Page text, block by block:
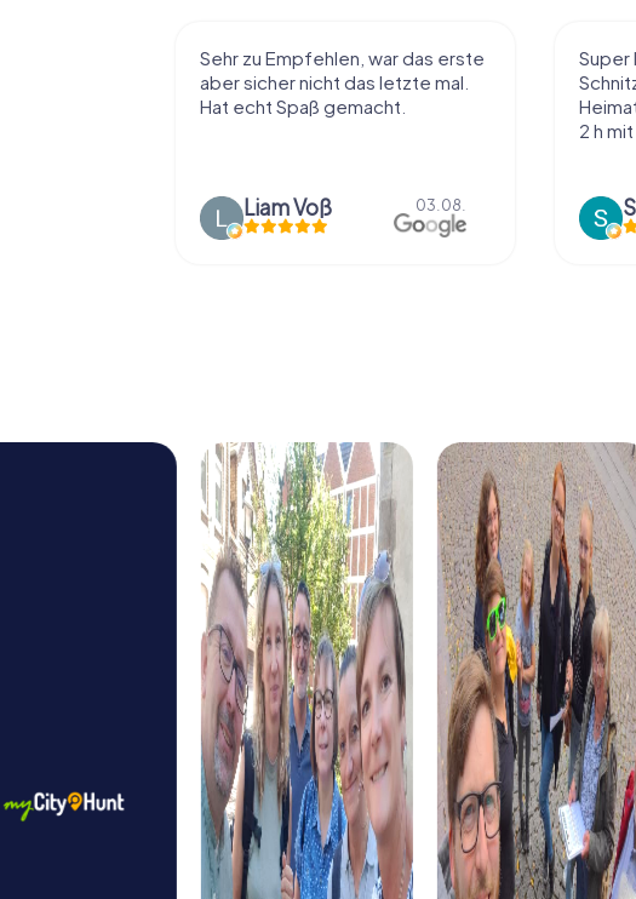
Sehr zu Empfehlen, war das erste
aber sicher nicht das letzte mal.
Hat echt Spaß gemacht.
Liam Voß 03.08.
Super
2 h